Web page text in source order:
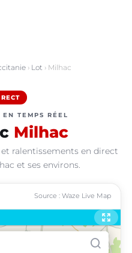
› Lot › Milhac
TEMPS RÉEL
Milhac
ralentissements en direct
et ses environs.
Source : Waze Live Map